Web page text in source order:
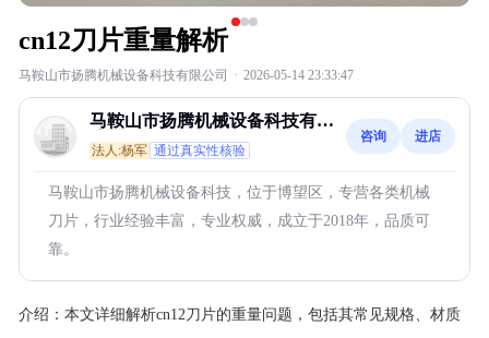
cn12刀片重量解析
马鞍山市扬腾机械设备科技有限公司 · 2026-05-14 23:33:47
马鞍山市扬腾机械设备科技有限
公司
法人:杨军 通过真实性核验
咨询 进店
马鞍山市扬腾机械设备科技，位于博望区，专营各类机械
刀片，行业经验丰富，专业权威，成立于2018年，品质可
靠。
介绍： 本文详细解析cn12刀片的重量问题，包括其常见规格、材质